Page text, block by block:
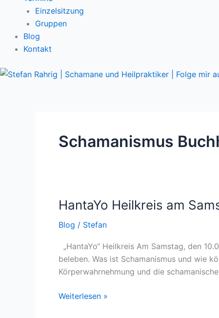
Einzelsitzung
Gruppen
Blog
Kontakt
Schamanismus
HantaYo Heilkreis am
Blog / Stefan
„HantaYo“ Heilkreis Am Samstag, den
beleben. Was ist Schamanismus und wie
Körperwahrnehmung und die
HantaYo
am
10.06.2023
Weiterlesen »